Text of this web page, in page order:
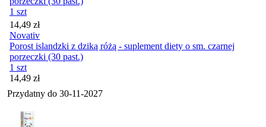
1 szt
Cena
14,49 zł
Novativ
Porost islandzki z dziką różą - suplement diety o sm. czarnej
porzeczki (30 past.)
1 szt
Cena
14,49 zł
Przydatny do 30-11-2027